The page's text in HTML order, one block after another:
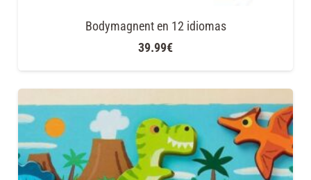
Bodymagnent en 12 idiomas
39.99€